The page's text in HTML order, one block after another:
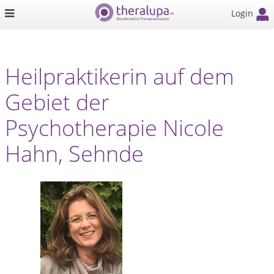
Login
Heilpraktikerin auf dem
Gebiet der
Psychotherapie Nicole
Hahn, Sehnde